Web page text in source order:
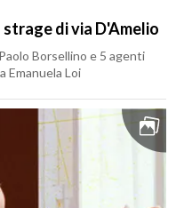
di via D'Amelio
Borsellino e 5 agenti
Emanuela Loi